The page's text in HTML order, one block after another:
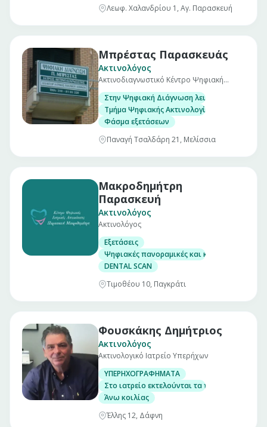
Λεωφ. Χαλανδρίου 1, Αγ. Παρασκευή
Μπρέστας Παρασκευάς
Ακτινολόγος
Ακτινοδιαγνωστικό Κέντρο Ψηφιακή
Στην Ψηφιακή Διάγνωση λειτουργούν τα
Τμήμα Ψηφιακής Ακτινολογίας Ενηλίκων &
Φάσμα εξετάσεων
Παναγή Τσαλδάρη 21, Μελίσσια
Μακροδημήτρη
Παρασκευή
Ακτινολόγος
Ακτινολόγος
Εξετάσεις
Ψηφιακές πανοραμικές και κεφαλομετρικές
DENTAL SCAN
Τιμοθέου 10, Παγκράτι
Φουσκάκης Δημήτριος
Ακτινολόγος
Ακτινολογικό Ιατρείο Υπερήχων
ΥΠΕΡΗΧΟΓΡΑΦΗΜΑΤΑ
Στο ιατρείο εκτελούνται τα παρακάτω
Άνω κοιλίας
Έλλης 12, Δάφνη